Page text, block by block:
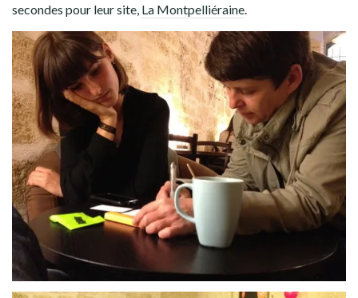
secondes pour leur site, La Montpelliéraine